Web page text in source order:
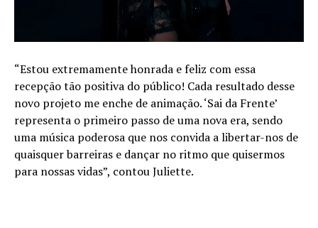
“Estou extremamente honrada e feliz com essa
recepção tão positiva do público! Cada resultado desse
novo projeto me enche de animação. ‘Sai da Frente’
representa o primeiro passo de uma nova era, sendo
uma música poderosa que nos convida a libertar-nos de
quaisquer barreiras e dançar no ritmo que quisermos
para nossas vidas”, contou Juliette.